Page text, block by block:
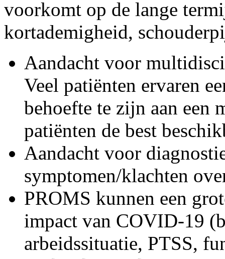
voorkomt op de lange
kortademigheid,
Aandacht voor
Veel patiënten ervaren
behoefte te zijn aan
patiënten de best
Aandacht voor
symptomen/klachten
PROMS kunnen een
impact van COVID-19
arbeidssituatie, PTSS,